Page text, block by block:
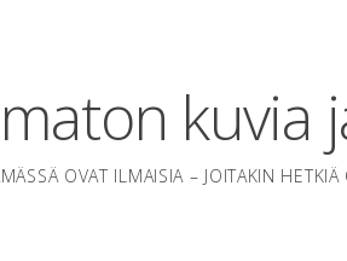
kuvia
OVAT ILMAISIA – JOITAKIN